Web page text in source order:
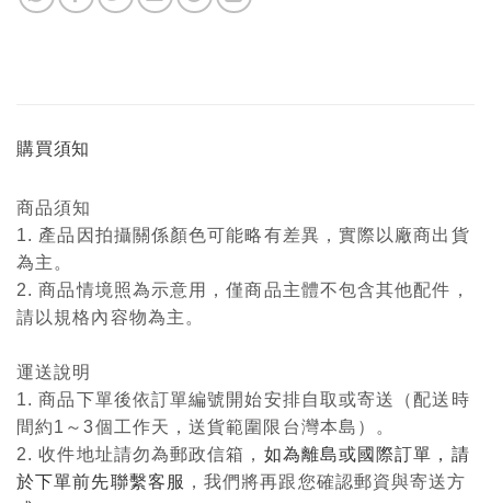
購買須知
商品須知
1. 產品因拍攝關係顏色可能略有差異，實際以廠商出貨
為主。
2. 商品情境照為示意用，僅商品主體不包含其他配件，
請以規格內容物為主。
運送說明
1. 商品下單後依訂單編號開始安排自取或寄送（配送時
間約1～3個工作天，送貨範圍限台灣本島）。
2. 收件地址請勿為郵政信箱， 如為離島或國際訂單，請
於下單前先聯繫客服 ，我們將再跟您確認郵資與寄送方